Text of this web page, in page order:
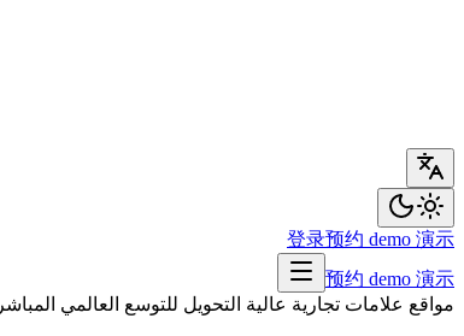
登录预约 demo 演示
预约 demo 演示
مواقع علامات تجارية عالية التحويل للتوسع العالمي المباشر